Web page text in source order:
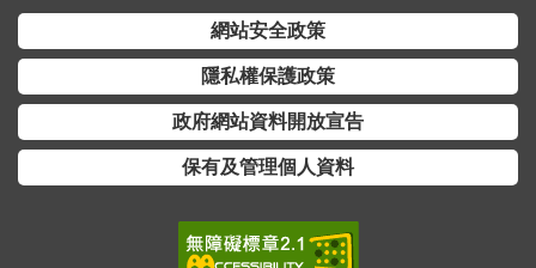
RSS
English
網站安全政策
隱私權保護政策
政府網站資料開放宣告
保有及管理個人資料